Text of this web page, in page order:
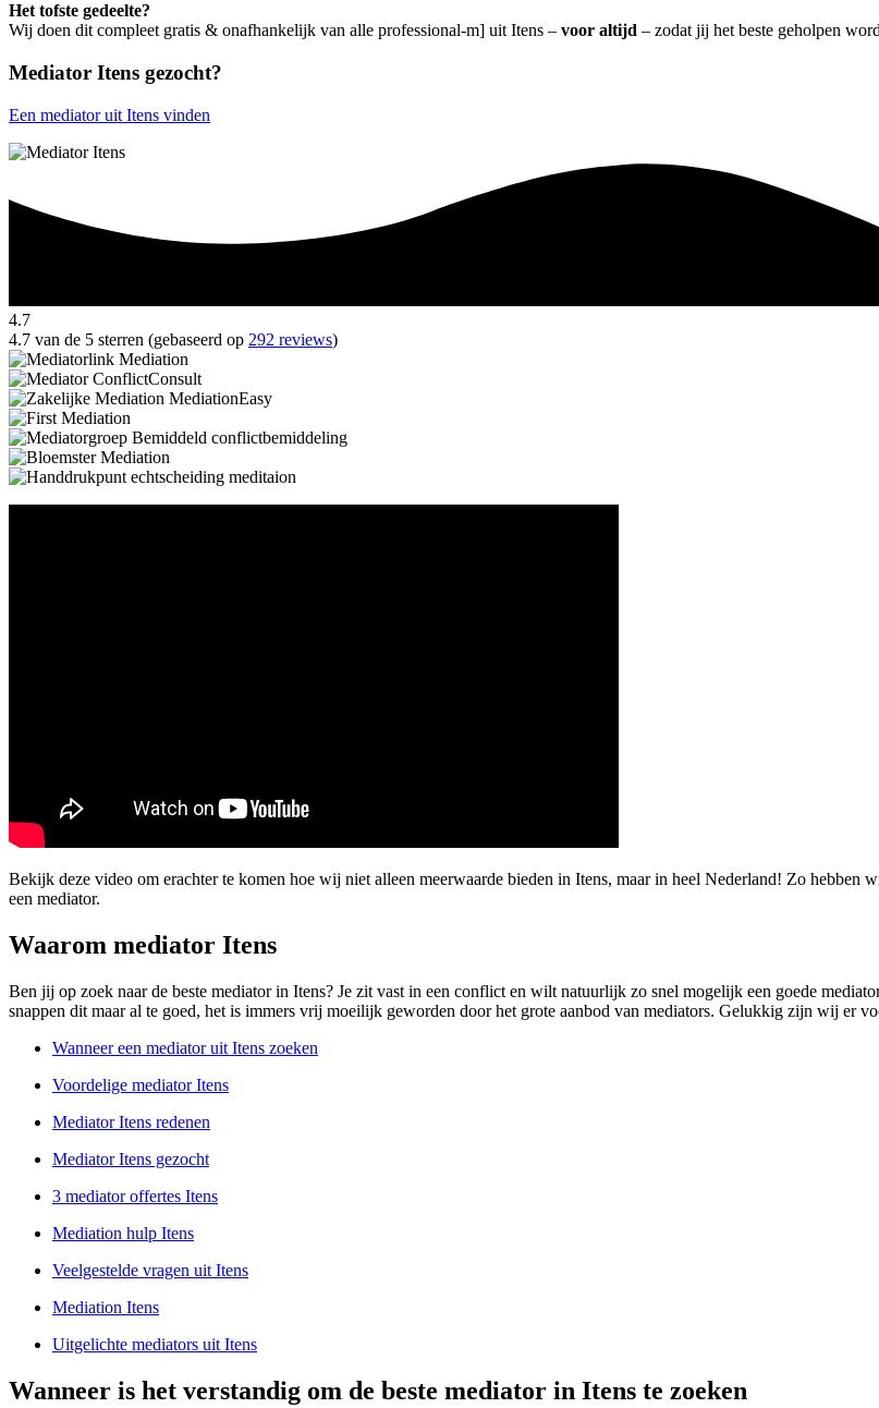
Het tofste gedeelte?
Wij doen dit compleet gratis & onafhankelijk van alle professional-m] uit Itens – voor altijd – zodat jij het beste geholpen
Mediator Itens gezocht?
Een mediator uit Itens vinden
4.7
4.7 van de 5 sterren (gebaseerd op 292 reviews)
Bekijk deze video om erachter te komen hoe wij niet alleen meerwaarde bieden in Itens, maar in heel Nederland! Zo hebben
een mediator.
Waarom mediator Itens
Ben jij op zoek naar de beste mediator in Itens? Je zit vast in een conflict en wilt natuurlijk zo snel mogelijk een goede
snappen dit maar al te goed, het is immers vrij moeilijk geworden door het grote aanbod van mediators. Gelukkig zijn wij er
Wanneer een mediator uit Itens zoeken
Voordelige mediator Itens
Mediator Itens redenen
Mediator Itens gezocht
3 mediator offertes Itens
Mediation hulp Itens
Veelgestelde vragen uit Itens
Mediation Itens
Uitgelichte mediators uit Itens
Wanneer is het verstandig om de beste mediator in Itens te zoeken